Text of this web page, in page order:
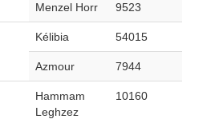
Menzel Horr 9523
Kélibia 54015
Azmour 7944
Hammam
Leghzez
10160